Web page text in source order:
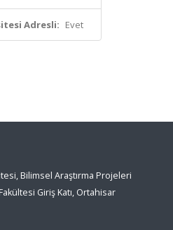
Adresli: Evet
Bilimsel Araştırma Projeleri
Giriş Katı, Ortahisar